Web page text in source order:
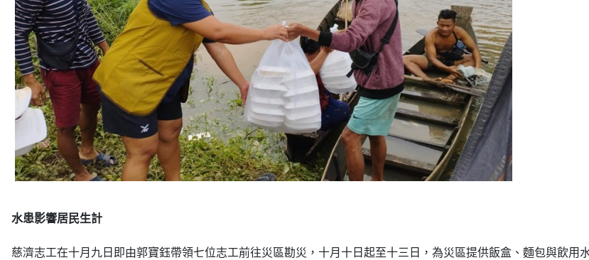
水患影響居民生計
慈濟志工在十月九日即由郭寶鈺帶領七位志工前往災區勘災，十月十日起至十三日，為災區提供飯盒、麵包與飲用